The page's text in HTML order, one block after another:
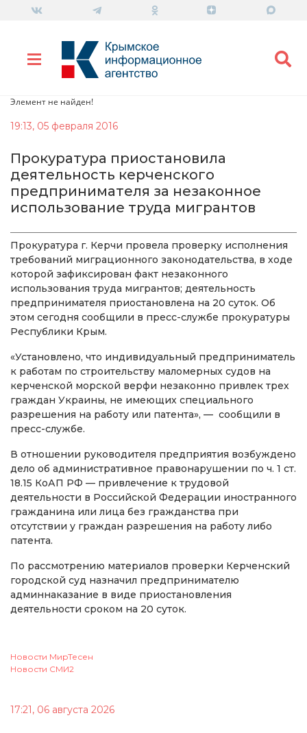
Элемент не найден!
19:13, 05 февраля 2016
Прокуратура приостановила
деятельность керченского
предпринимателя за незаконное
использование труда мигрантов
Прокуратура г. Керчи провела проверку исполнения
требований миграционного законодательства, в ходе
которой зафиксирован факт незаконного
использования труда мигрантов; деятельность
предпринимателя приостановлена на 20 суток. Об
этом сегодня сообщили в пресс-службе прокуратуры
Республики Крым.
«Установлено, что индивидуальный предприниматель
к работам по строительству маломерных судов на
керченской морской верфи незаконно привлек трех
граждан Украины, не имеющих специального
разрешения на работу или патента», — сообщили в
пресс-службе.
В отношении руководителя предприятия возбуждено
дело об административное правонарушении по ч. 1 ст.
18.15 КоАП РФ — привлечение к трудовой
деятельности в Российской Федерации иностранного
гражданина или лица без гражданства при
отсутствии у граждан разрешения на работу либо
патента.
По рассмотрению материалов проверки Керченский
городской суд назначил предпринимателю
админнаказание в виде приостановления
деятельности сроком на 20 суток.
Новости МирТесен
Новости СМИ2
17:21, 06 августа 2026